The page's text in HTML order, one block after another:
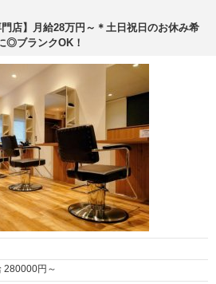
店】月給28万円～＊土日祝日のお休み希
◎ブランクOK！
280000円～